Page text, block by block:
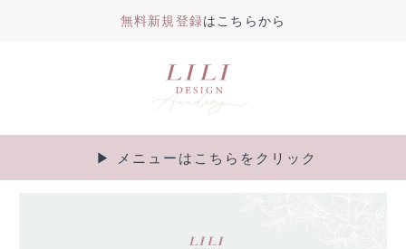
無料新規登録はこちらから
▶︎ メニューはこちらをクリック